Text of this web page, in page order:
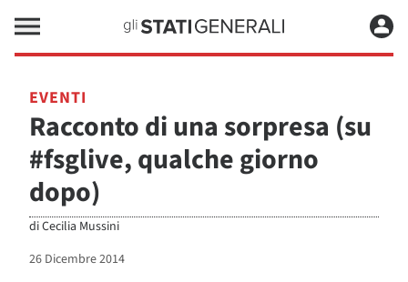
EVENTI
Racconto di una sorpresa (su
#fsglive, qualche giorno
dopo)
diCecilia Mussini
26 Dicembre 2014